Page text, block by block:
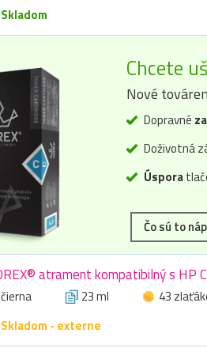
Skladom
Chcete
Nové
Dopravné
Doživotná
Úspora
Čo sú to
atrament kompatibilný s HP
čierna 23 ml
43
Skladom - externe